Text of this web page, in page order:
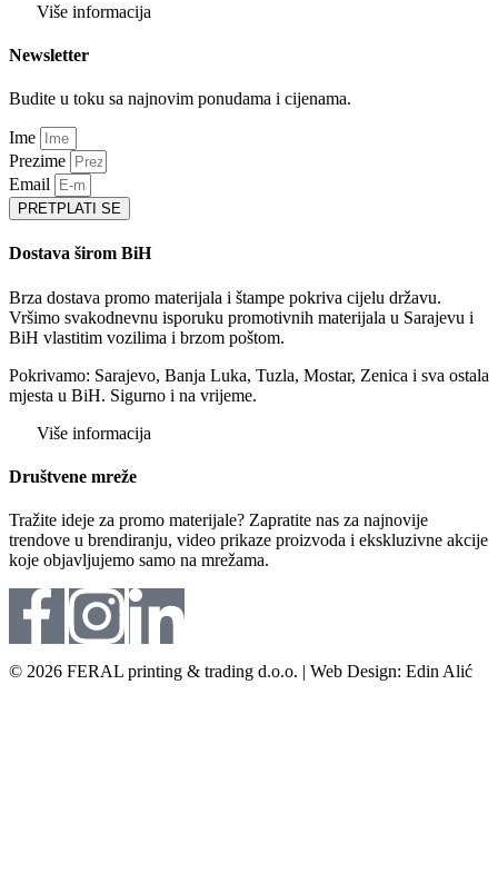
Više informacija
Newsletter
Budite u toku sa najnovim ponudama i cijenama.
Ime
Prezime
Email
PRETPLATI SE
Dostava širom BiH
Brza dostava promo materijala i štampe pokriva cijelu državu.
Vršimo svakodnevnu isporuku promotivnih materijala u Sarajevu i
BiH vlastitim vozilima i brzom poštom.
Pokrivamo: Sarajevo, Banja Luka, Tuzla, Mostar, Zenica i sva ostala
mjesta u BiH. Sigurno i na vrijeme.
Više informacija
Društvene mreže
Tražite ideje za promo materijale? Zapratite nas za najnovije
trendove u brendiranju, video prikaze proizvoda i ekskluzivne akcije
koje objavljujemo samo na mrežama.
© 2026 FERAL printing & trading d.o.o. | Web Design: Edin Alić